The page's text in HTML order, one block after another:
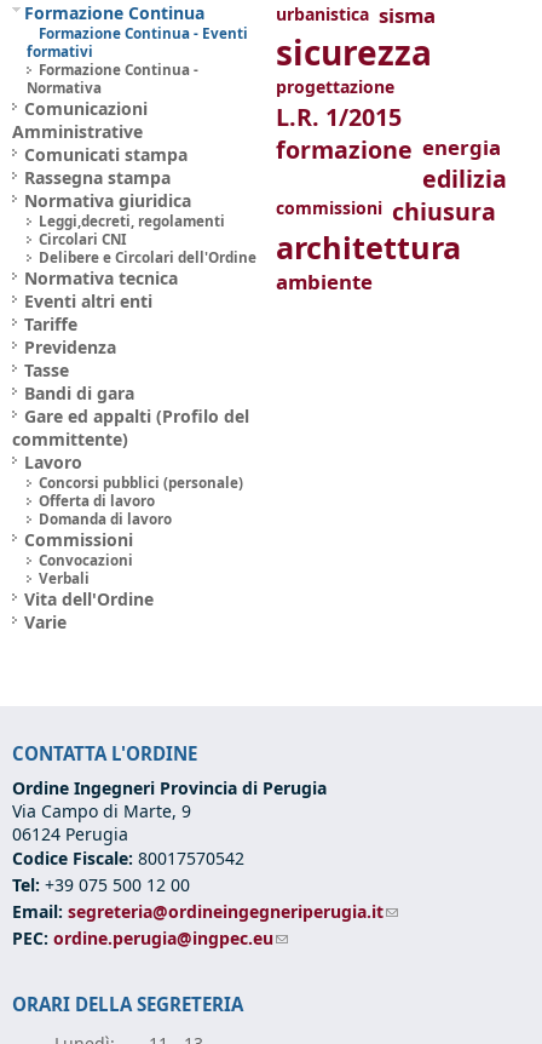
Formazione Continua
Formazione Continua - Eventi
formativi
Formazione Continua -
Normativa
Comunicazioni
Amministrative
Comunicati stampa
Rassegna stampa
Normativa giuridica
Leggi,decreti, regolamenti
Circolari CNI
Delibere e Circolari dell'Ordine
Normativa tecnica
Eventi altri enti
Tariffe
Previdenza
Tasse
Bandi di gara
Gare ed appalti (Profilo del
committente)
Lavoro
Concorsi pubblici (personale)
Offerta di lavoro
Domanda di lavoro
Commissioni
Convocazioni
Verbali
Vita dell'Ordine
Varie
urbanistica sisma
sicurezza
progettazione
L.R. 1/2015
formazione energia
edilizia
commissioni chiusura
architettura
ambiente
CONTATTA L'ORDINE
Ordine Ingegneri Provincia di Perugia
Via Campo di Marte, 9
06124 Perugia
Codice Fiscale: 80017570542
Tel: +39 075 500 12 00
Email: segreteria@ordineingegneriperugia.it(link sends e-mail)
PEC: ordine.perugia@ingpec.eu(link sends e-mail)
ORARI DELLA SEGRETERIA